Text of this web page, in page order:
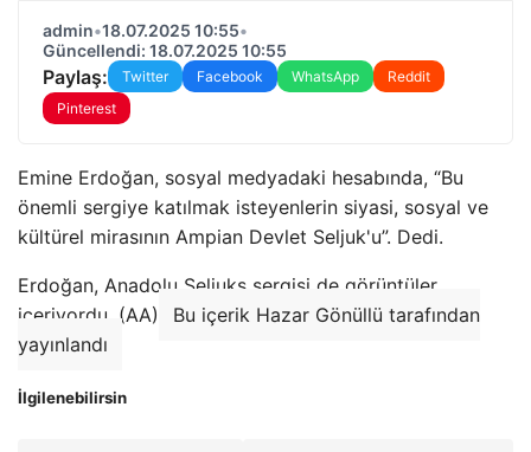
admin•18.07.2025 10:55•
Güncellendi: 18.07.2025 10:55
Paylaş: Twitter Facebook WhatsApp
Reddit
Pinterest
Emine Erdoğan, sosyal medyadaki hesabında, “Bu
önemli sergiye katılmak isteyenlerin siyasi, sosyal ve
kültürel mirasının Ampian Devlet Seljuk'u”. Dedi.
Erdoğan, Anadolu Seljuks sergisi de görüntüler
içeriyordu. (AA)
Bu içerik Hazar Gönüllü tarafından
yayınlandı
İlgilenebilirsin